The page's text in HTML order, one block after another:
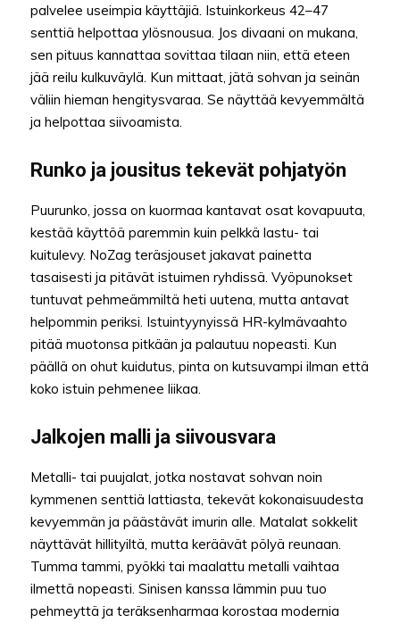
palvelee useimpia käyttäjiä. Istuinkorkeus 42–47
senttiä helpottaa ylösnousua. Jos divaani on mukana,
sen pituus kannattaa sovittaa tilaan niin, että eteen
jää reilu kulkuväylä. Kun mittaat, jätä sohvan ja seinän
väliin hieman hengitysvaraa. Se näyttää kevyemmältä
ja helpottaa siivoamista.
Runko ja jousitus tekevät pohjatyön
Puurunko, jossa on kuormaa kantavat osat kovapuuta,
kestää käyttöä paremmin kuin pelkkä lastu- tai
kuitulevy. NoZag teräsjouset jakavat painetta
tasaisesti ja pitävät istuimen ryhdissä. Vyöpunokset
tuntuvat pehmeämmiltä heti uutena, mutta antavat
helpommin periksi. Istuintyynyissä HR-kylmävaahto
pitää muotonsa pitkään ja palautuu nopeasti. Kun
päällä on ohut kuidutus, pinta on kutsuvampi ilman että
koko istuin pehmenee liikaa.
Jalkojen malli ja siivousvara
Metalli- tai puujalat, jotka nostavat sohvan noin
kymmenen senttiä lattiasta, tekevät kokonaisuudesta
kevyemmän ja päästävät imurin alle. Matalat sokkelit
näyttävät hillityiltä, mutta keräävät pölyä reunaan.
Tumma tammi, pyökki tai maalattu metalli vaihtaa
ilmettä nopeasti. Sinisen kanssa lämmin puu tuo
pehmeyttä ja teräksenharmaa korostaa modernia